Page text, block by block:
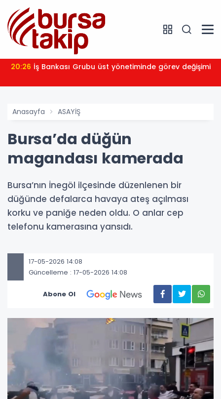
20:26 İş Bankası Grubu üst yönetiminde görev değişimi
Anasayfa ASAYİŞ
Bursa’da düğün
magandası kamerada
Bursa’nın İnegöl ilçesinde düzenlenen bir
düğünde defalarca havaya ateş açılması
korku ve paniğe neden oldu. O anlar cep
telefonu kamerasına yansıdı.
17-05-2026 14:08
Güncelleme : 17-05-2026 14:08
Abone Ol